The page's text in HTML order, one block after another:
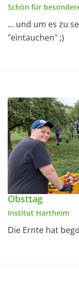
Schön für
... und um es zu
"eintauchen" ;)
Obsttag
Institut Hartheim
Die Ernte hat